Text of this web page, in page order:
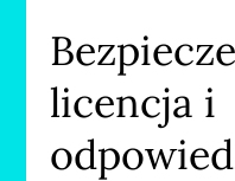
licencja i